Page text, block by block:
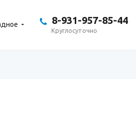
8-931-957-85-44
Круглосуточно